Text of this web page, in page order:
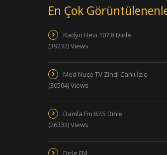
En Çok
Radyo Hevi 107.8 Dinle
(39232) Views
Med Nuçe TV Zindi Canlı İzle
(30504) Views
Damla Fm 87.5 Dinle
(26333) Views